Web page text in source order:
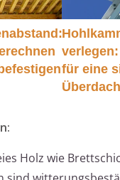
für eine
Holz wie